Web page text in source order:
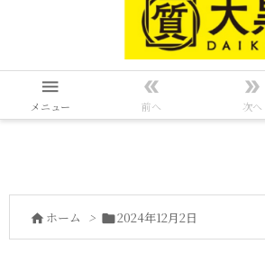

メニュー

前へ

次へ
 ホーム > 2024年12月2日